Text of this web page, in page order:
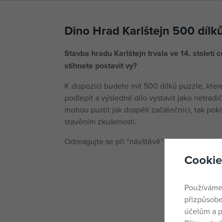
Dino Hrad Karlštejn 500
Stavba hradu Karlštejn trvala ve 14. století
stihnete postavit vy?
K dispozici budete mít 500 dílků puzzle,
podlepit a výsledné dílo vystavit jako
mohou pustit jak dospělí začátečníci, tak
stavěním zkušenosti.
Odreagujte se při “návštěvě” jedné z
účelům a